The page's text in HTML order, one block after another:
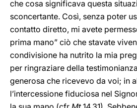
che cosa significava questa
sconcertante. Così, senza poter
contatto diretto, mi avete
prima mano” ciò che stavate
condivisione ha nutrito la mia
per ringraziare della
generosa che ricevevo da voi; in
l’intercessione fiduciosa nel